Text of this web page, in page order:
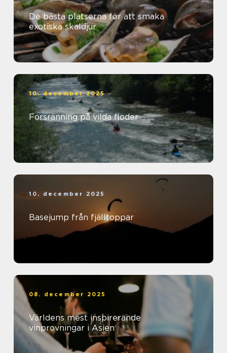
De bästa platserna för att smaka
exotiska skaldjur
10. december 2025
Forsränning på vilda floder
10. december 2025
Basejump från fjälltoppar
08. december 2025
Världens mest inspirerande
vinprovningar i Asien